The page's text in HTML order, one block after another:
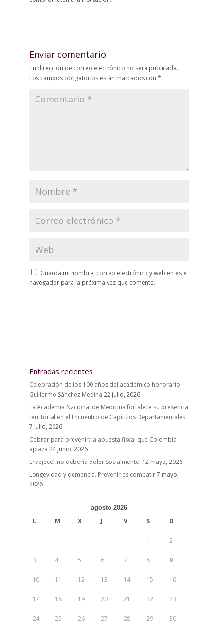
Enviar comentario
Tu dirección de correo electrónico no será publicada.
Los campos obligatorios están marcados con *
Guarda mi nombre, correo electrónico y web en este
navegador para la próxima vez que comente.
Entradas recientes
Celebración de los 100 años del académico honorario
Guillermo Sánchez Medina 22 julio, 2026
La Academia Nacional de Medicina fortalece su presencia
territorial en el Encuentro de Capítulos Departamentales
7 julio, 2026
Cobrar para prevenir: la apuesta fiscal que Colombia
aplaza 24 junio, 2026
Envejecer no debería doler socialmente. 12 mayo, 2026
Longevidad y demencia. Prevenir es combatir7 mayo,
2026
agosto 2026
L M X J V S D
1 2
3 4 5 6 7 8 9
10 11 12 13 14 15 16
17 18 19 20 21 22 23
24 25 26 27 28 29 30